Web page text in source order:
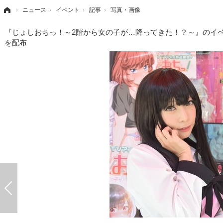
› ニュース › イベント › 記事 › 写真・画像
『じょしおちっ！～2階から女の子が…降ってきた！？～』の
を配布